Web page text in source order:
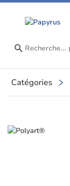
Catégories
Slide 1 of 1